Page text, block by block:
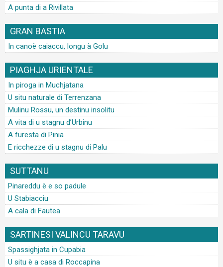
A punta di a Rivillata
GRAN BASTIA
In canoè caiaccu, longu à Golu
PIAGHJA URIENTALE
In piroga in Muchjatana
U situ naturale di Terrenzana
Mulinu Rossu, un destinu insolitu
A vita di u stagnu d’Urbinu
A furesta di Pinia
E ricchezze di u stagnu di Palu
SUTTANU
Pinareddu è e so padule
U Stabiacciu
A cala di Fautea
SARTINESI VALINCU TARAVU
Spassighjata in Cupabia
U situ è a casa di Roccapina